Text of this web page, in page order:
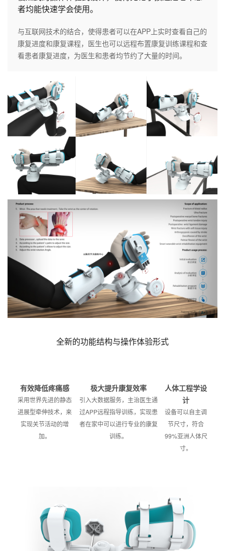
者均能快速学会使用。
与互联网技术的结合，使得患者可以在APP上实时查看自己的
康复进度和康复课程，医生也可以远程布置康复训练课程和查
看患者康复进度，为医生和患者均节约了大量的时间。
全新的功能结构与操作体验形式
有效降低疼痛感
采用世界先进的静态
进展型牵伸技术，来
实现关节活动的增
加。
极大提升康复效率
引入大数据服务，主治医生通
过APP远程指导训练，实现患
者在家中可以进行专业的康复
训练。
人体工程学设
计
设备可以自主调
节尺寸，符合
99%亚洲人体尺
寸。